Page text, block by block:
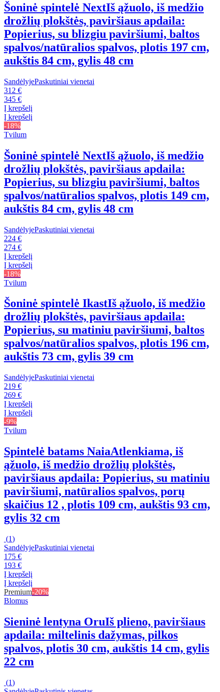
Šoninė spintelė NextIš ąžuolo, iš medžio
drožlių plokštės, paviršiaus apdaila:
Popierius, su blizgiu paviršiumi, baltos
spalvos/natūralios spalvos, plotis 197 cm,
aukštis 84 cm, gylis 48 cm
SandėlyjePaskutiniai vienetai
312 €
345 €
Į krepšelį
Į krepšelį
-18%
Tvilum
Šoninė spintelė NextIš ąžuolo, iš medžio
drožlių plokštės, paviršiaus apdaila:
Popierius, su blizgiu paviršiumi, baltos
spalvos/natūralios spalvos, plotis 149 cm,
aukštis 84 cm, gylis 48 cm
SandėlyjePaskutiniai vienetai
224 €
274 €
Į krepšelį
Į krepšelį
-18%
Tvilum
Šoninė spintelė IkastIš ąžuolo, iš medžio
drožlių plokštės, paviršiaus apdaila:
Popierius, su matiniu paviršiumi, baltos
spalvos/natūralios spalvos, plotis 196 cm,
aukštis 73 cm, gylis 39 cm
SandėlyjePaskutiniai vienetai
219 €
269 €
Į krepšelį
Į krepšelį
-9%
Tvilum
Spintelė batams NaiaAtlenkiama, iš
ąžuolo, iš medžio drožlių plokštės,
paviršiaus apdaila: Popierius, su matiniu
paviršiumi, natūralios spalvos, porų
skaičius 12 , plotis 109 cm, aukštis 93 cm,
gylis 32 cm
(1)
SandėlyjePaskutiniai vienetai
175 €
193 €
Į krepšelį
Į krepšelį
Premium-20%
Blomus
Sieninė lentyna OruIš plieno, paviršiaus
apdaila: miltelinis dažymas, pilkos
spalvos, plotis 30 cm, aukštis 14 cm, gylis
22 cm
(1)